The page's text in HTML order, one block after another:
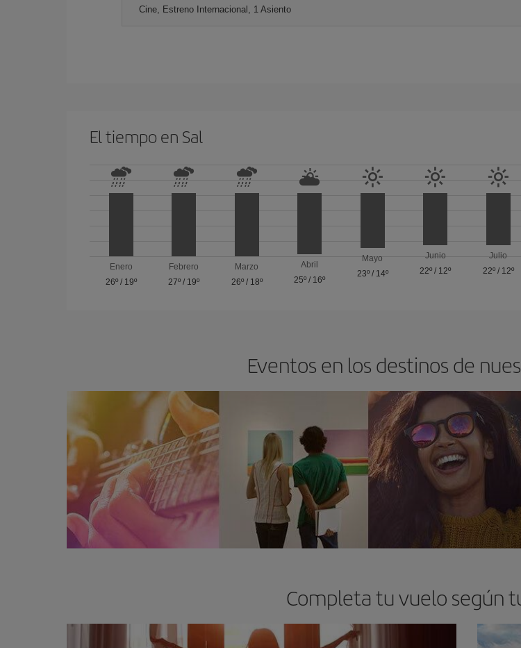
Cine, Estreno Internacional, 1 Asiento
El tiempo en Sal
Enero
26º/ 19º
Febrero
27º / 19º
Marzo
26º/ 18º
Abril
25º / 16º
Mayo
23º/ 14º
Junio
22º / 12º
Julio
22º/ 12º
Eventos en los destinos de
Completa tu vuelo según